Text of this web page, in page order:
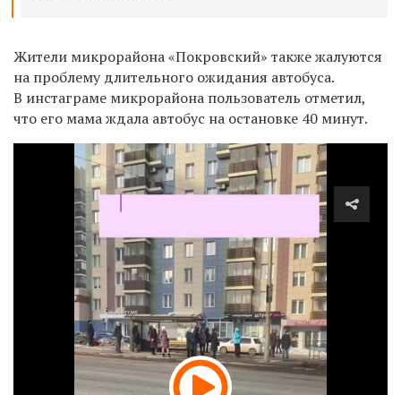
Жители микрорайона «Покровский» также жалуются
на проблему длительного ожидания автобуса.
В инстаграме микрорайона пользователь отметил,
что его мама ждала автобус на остановке 40 минут.